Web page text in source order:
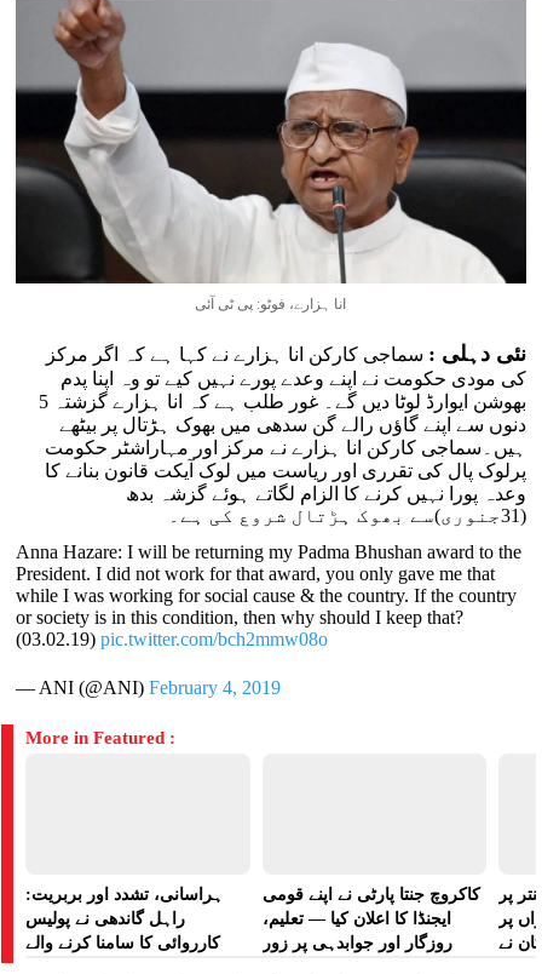
انا ہزارے، فوٹو: پی ٹی آئی
نئی دہلی : سماجی کارکن انا ہزارے نے کہا ہے کہ اگر مرکز
کی مودی حکومت نے اپنے وعدے پورے نہیں کیے تو وہ اپنا پدم
بھوشن ایوارڈ لوٹا دیں گے۔ غور طلب ہے کہ انا ہزارے گزشتہ 5
دنوں سے اپنے گاؤں رالے گن سدھی میں بھوک ہڑتال پر بیٹھے
ہیں۔سماجی کارکن انا ہزارے نے مرکز اور مہاراشٹر حکومت
پرلوک پال کی تقرری اور ریاست میں لوک آیکت قانون بنانے کا
وعدہ پورا نہیں کرنے کا الزام لگاتے ہوئے گزشہ بدھ
(31جنوری)سے بھوک ہڑتال شروع کی ہے۔
Anna Hazare: I will be returning my Padma Bhushan award to the
President. I did not work for that award, you only gave me that
while I was working for social cause & the country. If the country
or society is in this condition, then why should I keep that?
(03.02.19)pic.twitter.com/bch2mmw08o
— ANI (@ANI)February 4, 2019
More in Featured :
ہراسانی، تشدد اور بربریت:
راہل گاندھی نے پولیس
کارروائی کا سامنا کرنے والے
کاکروچ جنتا پارٹی نے اپنے قومی
ایجنڈا کا اعلان کیا — تعلیم،
روزگار اور جوابدہی پر زور
پر
پر
نے